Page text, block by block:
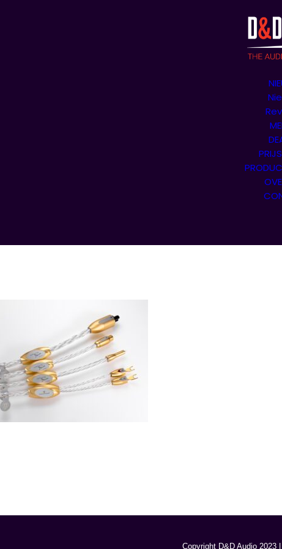
Copyright D&D Audio 2023